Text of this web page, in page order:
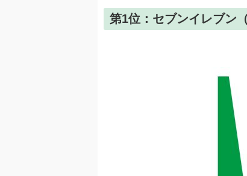
第1位：セブンイレブン